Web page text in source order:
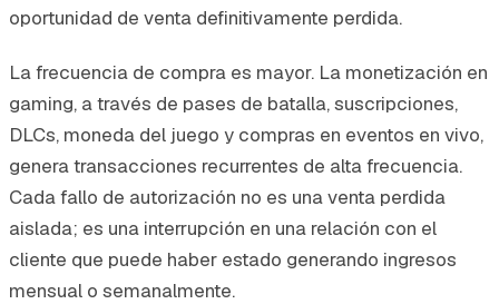
oportunidad de venta definitivamente perdida.
La frecuencia de compra es mayor. La monetización en
gaming, a través de pases de batalla, suscripciones,
DLCs, moneda del juego y compras en eventos en vivo,
genera transacciones recurrentes de alta frecuencia.
Cada fallo de autorización no es una venta perdida
aislada; es una interrupción en una relación con el
cliente que puede haber estado generando ingresos
mensual o semanalmente.